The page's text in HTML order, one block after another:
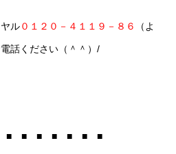
ル０１２０－４１１９－８６ （よ
話ください（＾＾）/
■ ■ ■ ■ ■ ■